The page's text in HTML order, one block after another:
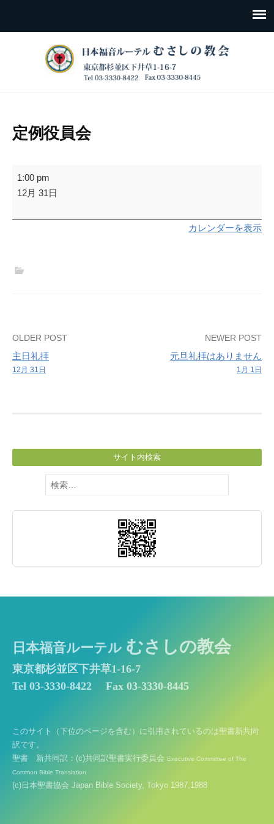
定例役員会
定
例
員
1:00 pm
12月 31日
カレンダーを表示
Post
navigation
OLDER POST
主日礼拝
12月 31日
NEWER POST
元旦礼拝はありません
1月 1日
サイト内検索
検
索:
日本福音ルーテル むさしの教会
東京都杉並区下井草1-16-7
Tel 03-3330-8422
Fax 03-3330-8445
このサイト（下位のページを含む）に引用されているのは聖書新共同
訳です。
聖書 新共同訳：(c)共同訳聖書実行委員会 Executive Committee of The
Common Bible Translation
(c)日本聖書協会 Japan Bible Society, Tokyo 1987,1988